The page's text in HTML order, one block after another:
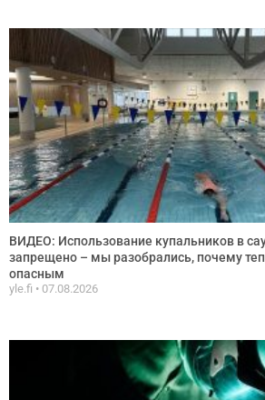
ВИДЕО: Использование купальников в
запрещено – мы разобрались, почему
опасным
yle.fi 07.08.2026